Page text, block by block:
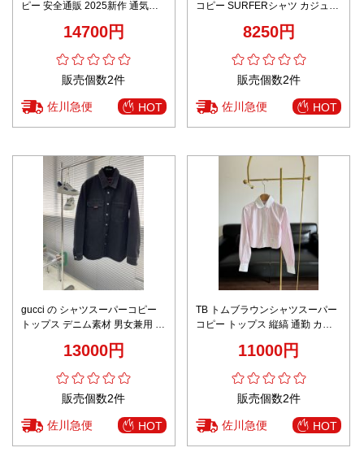
ピー 安全通販 2025新作 通気良
な縫製 シンプルデザイン 高評価
14700円
販売個数2件
佐川急便 HOT
コピー SURFERシャツ カジュア
8250円
販売個数2件
佐川急便 HOT
gucci の シャツスーパーコピー
トップス デニム素材 男女兼用 シ
13000円
販売個数2件
佐川急便 HOT
TB トムブラウンシャツスーパー
コピー トップス 縦縞 通勤 カジ
11000円
販売個数2件
佐川急便 HOT